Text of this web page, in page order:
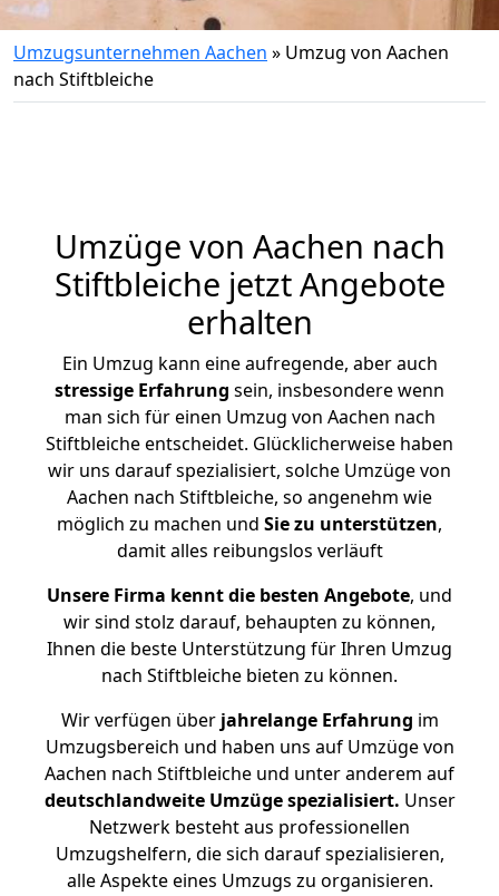
Umzugsunternehmen Aachen » Umzug von Aachen
nach Stiftbleiche
Umzüge von Aachen nach
Stiftbleiche jetzt Angebote
erhalten
Ein Umzug kann eine aufregende, aber auch
stressige Erfahrung sein, insbesondere wenn
man sich für einen Umzug von Aachen nach
Stiftbleiche entscheidet. Glücklicherweise haben
wir uns darauf spezialisiert, solche Umzüge von
Aachen nach Stiftbleiche, so angenehm wie
möglich zu machen und Sie zu unterstützen,
damit alles reibungslos verläuft
Unsere Firma kennt die besten Angebote, und
wir sind stolz darauf, behaupten zu können,
Ihnen die beste Unterstützung für Ihren Umzug
nach Stiftbleiche bieten zu können.
Wir verfügen überjahrelange Erfahrung im
Umzugsbereich und haben uns auf Umzüge von
Aachen nach Stiftbleiche und unter anderem auf
deutschlandweite Umzüge spezialisiert. Unser
Netzwerk besteht aus professionellen
Umzugshelfern, die sich darauf spezialisieren,
alle Aspekte eines Umzugs zu organisieren.